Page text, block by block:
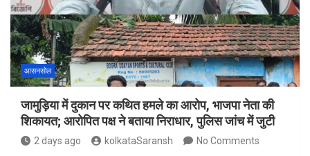
o
k
o
n
आसनसोल
जामुड़िया में दुकान पर कथित हमले का आरोप, भाजपा नेता की
शिकायत; आरोपित पक्ष ने बताया निराधार, पुलिस जांच में जुटी
2 days ago kolkataSaransh No Comments